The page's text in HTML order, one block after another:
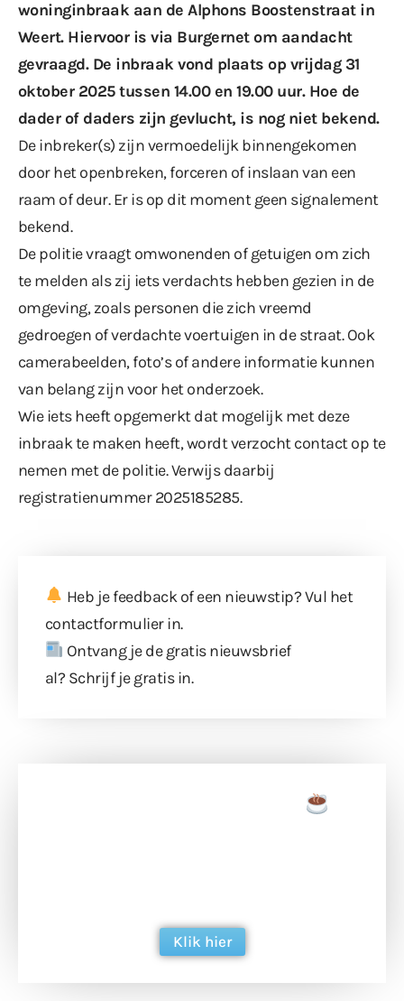
woninginbraak aan de Alphons Boostenstraat in
Weert. Hiervoor is via Burgernet om aandacht
gevraagd. De inbraak vond plaats op vrijdag 31
oktober 2025 tussen 14.00 en 19.00 uur. Hoe de
dader of daders zijn gevlucht, is nog niet bekend.
De inbreker(s) zijn vermoedelijk binnengekomen
door het openbreken, forceren of inslaan van een
raam of deur. Er is op dit moment geen signalement
bekend.
De politie vraagt omwonenden of getuigen om zich
te melden als zij iets verdachts hebben gezien in de
omgeving, zoals personen die zich vreemd
gedroegen of verdachte voertuigen in de straat. Ook
camerabeelden, foto’s of andere informatie kunnen
van belang zijn voor het onderzoek.
Wie iets heeft opgemerkt dat mogelijk met deze
inbraak te maken heeft, wordt verzocht contact op te
nemen met de politie. Verwijs daarbij
registratienummer 2025185285.
Heb je feedback of een nieuwstip? Vul het
contactformulierin.
Ontvang je de gratis nieuwsbrief
al? Schrijf je gratis in.
Klik hier